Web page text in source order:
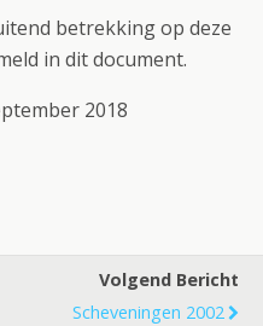
betrekking op deze
in dit document.
2018
Volgend Bericht
Scheveningen 2002